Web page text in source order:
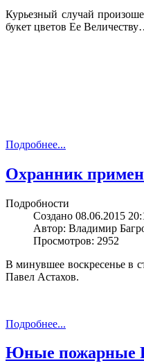
Курьезный случай
букет цветов Ее
Подробнее...
Охранник
Подробности
Создано 08.06.2015
Автор: Владимир
Просмотров: 2952
В минувшее воскресенье в
Павел Астахов.
Подробнее...
Юные пожарные